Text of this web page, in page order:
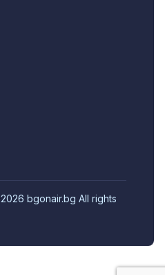
bgonair.bg All rights